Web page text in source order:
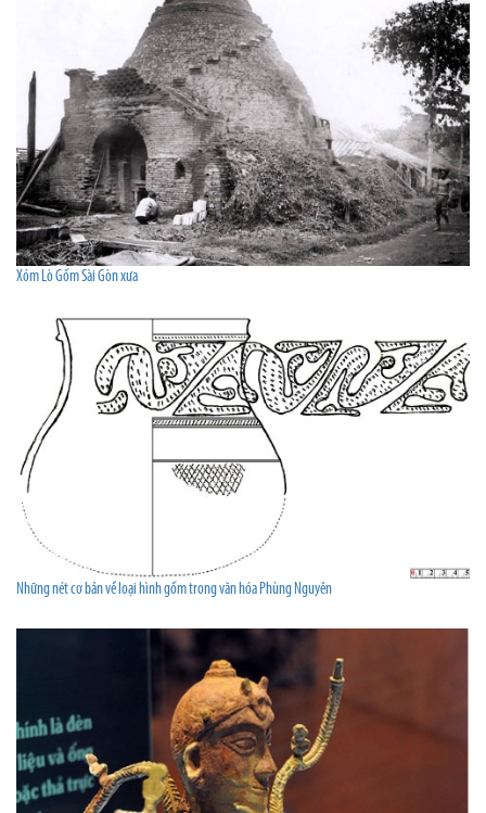
Xóm Lò Gốm Sài Gòn xưa
Những nét cơ bản về loại hình gốm trong văn hóa Phùng Nguyên